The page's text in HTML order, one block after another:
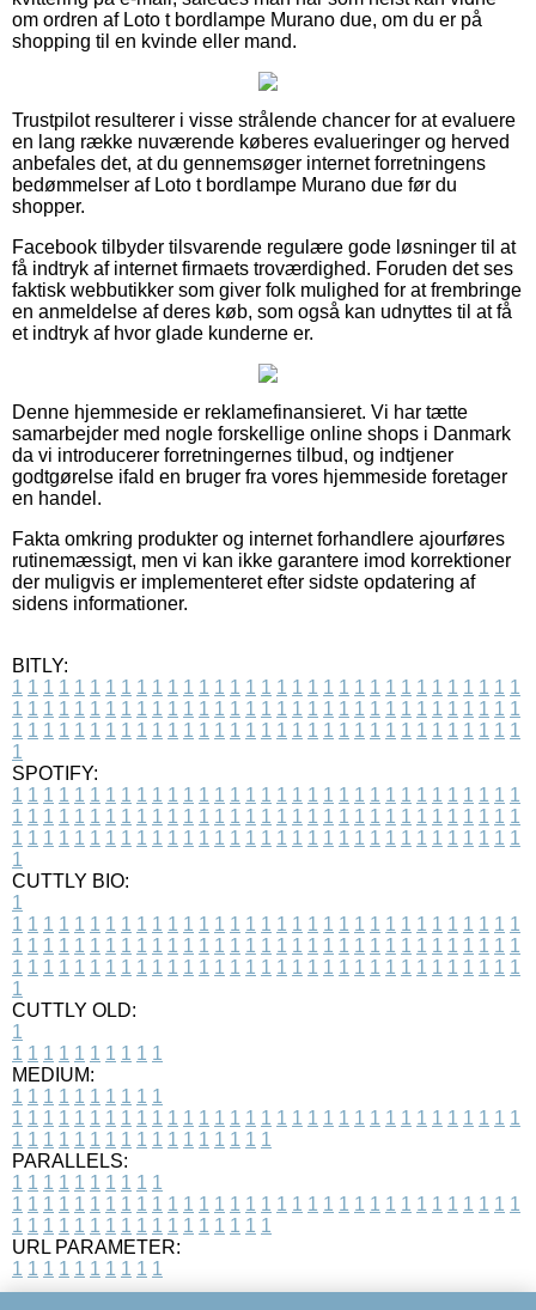
om ordren af Loto t bordlampe Murano due, om du er på
shopping til en kvinde eller mand.
Trustpilot resulterer i visse strålende chancer for at evaluere
en lang række nuværende køberes evalueringer og herved
anbefales det, at du gennemsøger internet forretningens
bedømmelser af Loto t bordlampe Murano due før du
shopper.
Facebook tilbyder tilsvarende regulære gode løsninger til at
få indtryk af internet firmaets troværdighed. Foruden det ses
faktisk webbutikker som giver folk mulighed for at frembringe
en anmeldelse af deres køb, som også kan udnyttes til at få
et indtryk af hvor glade kunderne er.
Denne hjemmeside er reklamefinansieret. Vi har tætte
samarbejder med nogle forskellige online shops i Danmark
da vi introducerer forretningernes tilbud, og indtjener
godtgørelse ifald en bruger fra vores hjemmeside foretager
en handel.
Fakta omkring produkter og internet forhandlere ajourføres
rutinemæssigt, men vi kan ikke garantere imod korrektioner
der muligvis er implementeret efter sidste opdatering af
sidens informationer.
BITLY:
1 1 1 1 1 1 1 1 1 1 1 1 1 1 1 1 1 1 1 1 1 1 1 1 1 1 1 1 1 1 1 1 1
1 1 1 1 1 1 1 1 1 1 1 1 1 1 1 1 1 1 1 1 1 1 1 1 1 1 1 1 1 1 1 1 1
1 1 1 1 1 1 1 1 1 1 1 1 1 1 1 1 1 1 1 1 1 1 1 1 1 1 1 1 1 1 1 1 1
1
SPOTIFY:
1 1 1 1 1 1 1 1 1 1 1 1 1 1 1 1 1 1 1 1 1 1 1 1 1 1 1 1 1 1 1 1 1
1 1 1 1 1 1 1 1 1 1 1 1 1 1 1 1 1 1 1 1 1 1 1 1 1 1 1 1 1 1 1 1 1
1 1 1 1 1 1 1 1 1 1 1 1 1 1 1 1 1 1 1 1 1 1 1 1 1 1 1 1 1 1 1 1 1
1
CUTTLY BIO:
1
1 1 1 1 1 1 1 1 1 1 1 1 1 1 1 1 1 1 1 1 1 1 1 1 1 1 1 1 1 1 1 1 1
1 1 1 1 1 1 1 1 1 1 1 1 1 1 1 1 1 1 1 1 1 1 1 1 1 1 1 1 1 1 1 1 1
1 1 1 1 1 1 1 1 1 1 1 1 1 1 1 1 1 1 1 1 1 1 1 1 1 1 1 1 1 1 1 1 1
1
CUTTLY OLD:
1
1 1 1 1 1 1 1 1 1 1
MEDIUM:
1 1 1 1 1 1 1 1 1 1
1 1 1 1 1 1 1 1 1 1 1 1 1 1 1 1 1 1 1 1 1 1 1 1 1 1 1 1 1 1 1 1 1
1 1 1 1 1 1 1 1 1 1 1 1 1 1 1 1 1
PARALLELS:
1 1 1 1 1 1 1 1 1 1
1 1 1 1 1 1 1 1 1 1 1 1 1 1 1 1 1 1 1 1 1 1 1 1 1 1 1 1 1 1 1 1 1
1 1 1 1 1 1 1 1 1 1 1 1 1 1 1 1 1
URL PARAMETER:
1 1 1 1 1 1 1 1 1 1